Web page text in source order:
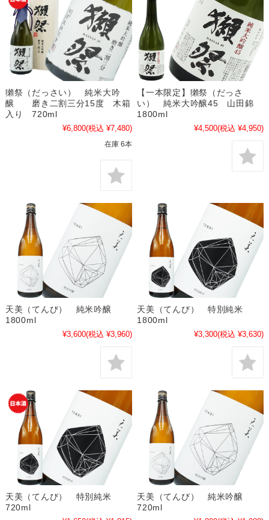
獺祭（だっさい） 純米大吟
醸 磨き二割三分15度 木箱
入り 720ml
¥6,800(税込 ¥7,480)
在庫 6本
【一本限定】獺祭（だっさ
い） 純米大吟醸45 山田錦
1800ml
¥4,500(税込 ¥4,950)
天美（てんび） 純米吟醸
1800ml
¥3,600(税込 ¥3,960)
天美（てんび） 特別純米
1800ml
¥3,300(税込 ¥3,630)
天美（てんび） 特別純米
720ml
天美（てんび） 純米吟醸
720ml